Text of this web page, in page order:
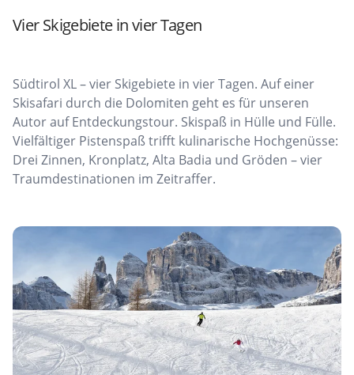
Vier Skigebiete in vier Tagen
Südtirol XL – vier Skigebiete in vier Tagen. Auf einer
Skisafari durch die Dolomiten geht es für unseren
Autor auf Entdeckungstour. Skispaß in Hülle und Fülle.
Vielfältiger Pistenspaß trifft kulinarische Hochgenüsse:
Drei Zinnen, Kronplatz, Alta Badia und Gröden – vier
Traumdestinationen im Zeitraffer.